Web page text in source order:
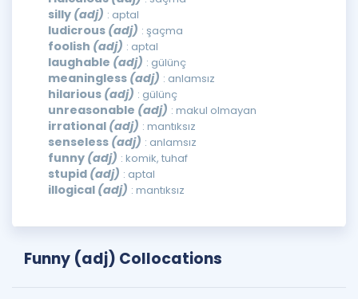
silly (adj) : aptal
ludicrous (adj) : şaçma
foolish (adj) : aptal
laughable (adj) : gülünç
meaningless (adj) : anlamsız
hilarious (adj) : gülünç
unreasonable (adj) : makul olmayan
irrational (adj) : mantıksız
senseless (adj) : anlamsız
funny (adj) : komik, tuhaf
stupid (adj) : aptal
illogical (adj) : mantıksız
Funny (adj) Collocations